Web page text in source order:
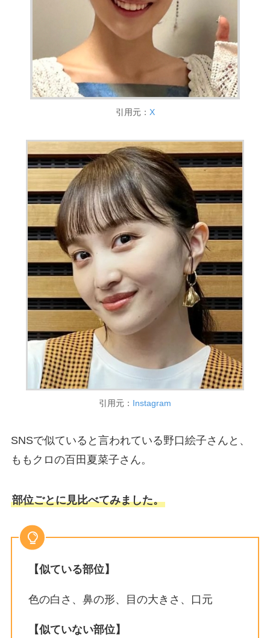
引用元： X
引用元： Instagram
SNSで似ていると言われている野口絵子さんと、
ももクロの百田夏菜子さん。
部位ごとに見比べてみました。
【似ている部位】
色の白さ、鼻の形、目の大きさ、口元
【似ていない部位】